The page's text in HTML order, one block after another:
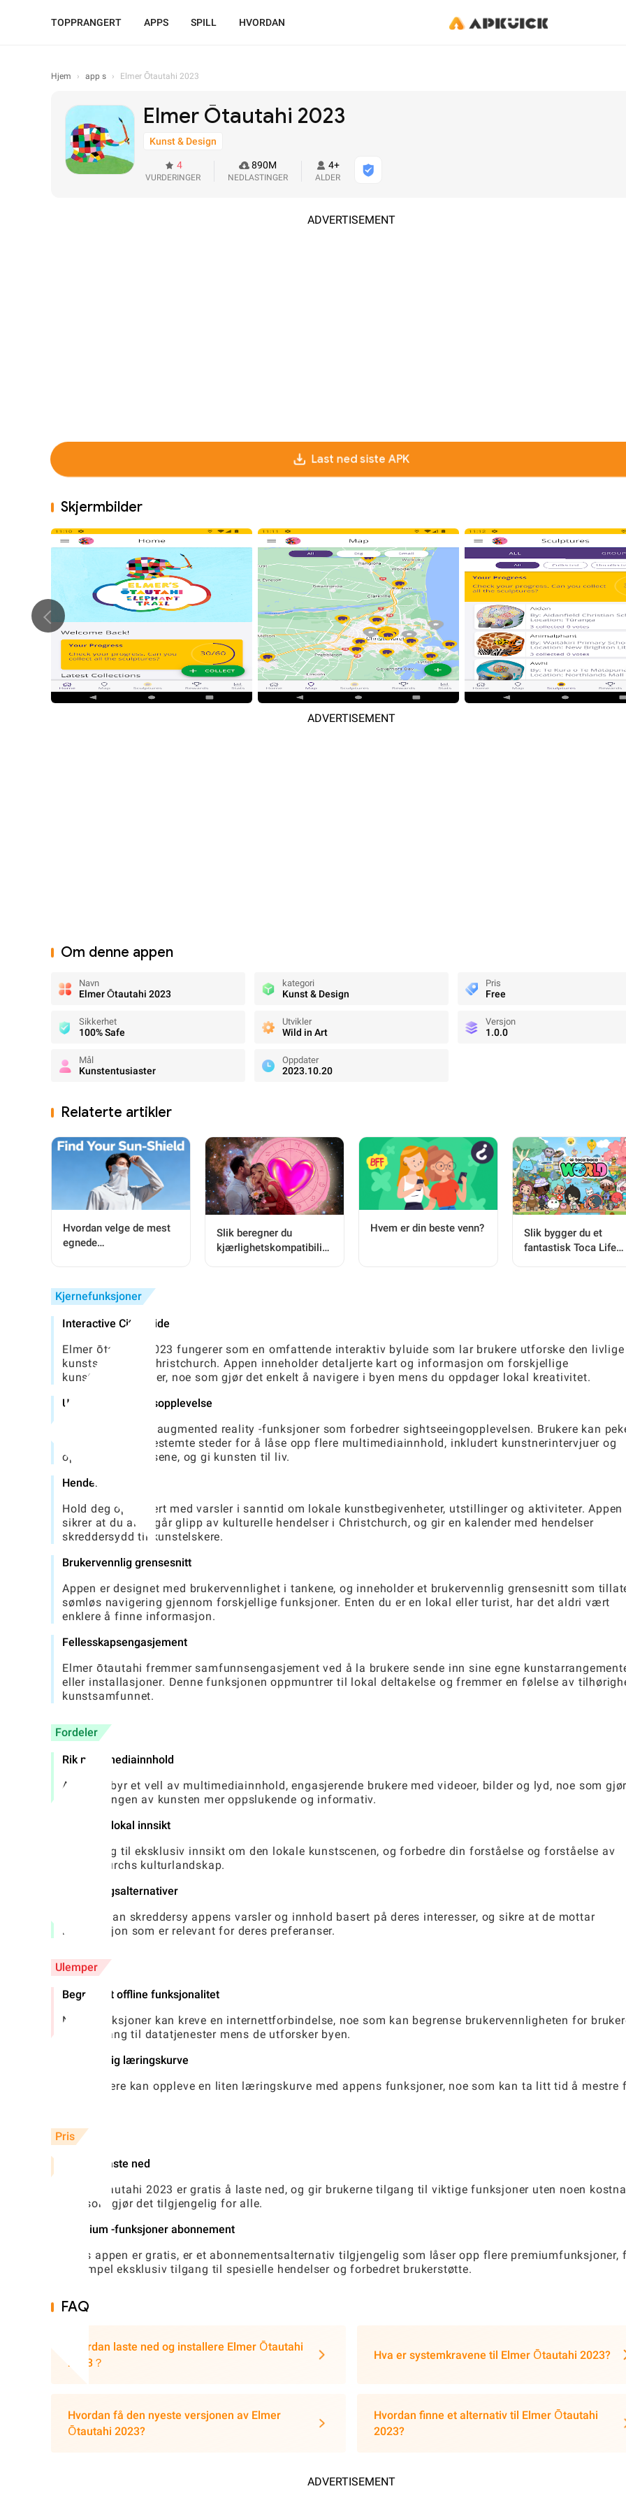
TOPPRANGERT APPS SPILL HVORDAN
Hjem › app s › Elmer Ōtautahi 2023
Elmer Ōtautahi 2023
Kunst & Design
4
VURDERINGER
890M
NEDLASTINGER
4+
ALDER
ADVERTISEMENT
Last ned siste APK
Skjermbilder
ADVERTISEMENT
Om denne appen
Navn
Elmer Ōtautahi 2023
kategori
Kunst & Design
Pris
Free
Sikkerhet
100% Safe
Utvikler
Wild in Art
Versjon
1.0.0
Mål
Kunstentusiaster
Oppdater
2023.10.20
Relaterte artikler
Hvordan velge de mest
egnede
Slik beregner du
kjærlighetskompatibilitet
Hvem er din beste venn?
Slik bygger du et
fantastisk Toca Life
Kjernefunksjoner
Interactive City Guide
Elmer ōtautahi 2023 fungerer som en omfattende interaktiv byluide som lar brukere utforske den livlige
kunstscenen til Christchurch. Appen inneholder detaljerte kart og informasjon om forskjellige
kunstinstallasjoner, noe som gjør det enkelt å navigere i byen mens du oppdager lokal kreativitet.
Utvidet virkelighetsopplevelse
Appen inkluderer augmented reality -funksjoner som forbedrer sightseeingopplevelsen. Brukere kan
enheten sin på bestemte steder for å låse opp flere multimediainnhold, inkludert kunstnerintervjuer og
opptak bak kulissene, og gi kunsten til liv.
Hendelsesvarsler
Hold deg oppdatert med varsler i sanntid om lokale kunstbegivenheter, utstillinger og aktiviteter. Appen
sikrer at du aldri går glipp av kulturelle hendelser i Christchurch, og gir en kalender med hendelser
skreddersydd til kunstelskere.
Brukervennlig grensesnitt
Appen er designet med brukervennlighet i tankene, og inneholder et brukervennlig grensesnitt som
sømløs navigering gjennom forskjellige funksjoner. Enten du er en lokal eller turist, har det aldri vært
enklere å finne informasjon.
Fellesskapsengasjement
Elmer ōtautahi fremmer samfunnsengasjement ved å la brukere sende inn sine egne
eller installasjoner. Denne funksjonen oppmuntrer til lokal deltakelse og fremmer en følelse av
kunstsamfunnet.
Fordeler
Rik multimediainnhold
Appen tilbyr et vell av multimediainnhold, engasjerende brukere med videoer, bilder og lyd, noe som
utforskningen av kunsten mer oppslukende og informativ.
Eksklusiv lokal innsikt
Få tilgang til eksklusiv innsikt om den lokale kunstscenen, og forbedre din forståelse og forståelse av
Christchurchs kulturlandskap.
Tilpasningsalternativer
Brukere kan skreddersy appens varsler og innhold basert på deres interesser, og sikre at de mottar
informasjon som er relevant for deres preferanser.
Ulemper
Begrenset offline funksjonalitet
Noen funksjoner kan kreve en internettforbindelse, noe som kan begrense brukervennligheten for
uten tilgang til datatjenester mens de utforsker byen.
Opprinnelig læringskurve
Nye brukere kan oppleve en liten læringskurve med appens funksjoner, noe som kan ta litt tid å mestre
Pris
Gratis å laste ned
Elmer ōtautahi 2023 er gratis å laste ned, og gir brukerne tilgang til viktige funksjoner uten noen
noe som gjør det tilgjengelig for alle.
Premium -funksjoner abonnement
Mens appen er gratis, er et abonnementsalternativ tilgjengelig som låser opp flere premiumfunksjoner,
eksempel eksklusiv tilgang til spesielle hendelser og forbedret brukerstøtte.
FAQ
Hvordan laste ned og installere Elmer Ōtautahi
2023？
Hva er systemkravene til Elmer Ōtautahi 2023?
Hvordan få den nyeste versjonen av Elmer
Ōtautahi 2023?
Hvordan finne et alternativ til Elmer Ōtautahi
2023?
ADVERTISEMENT